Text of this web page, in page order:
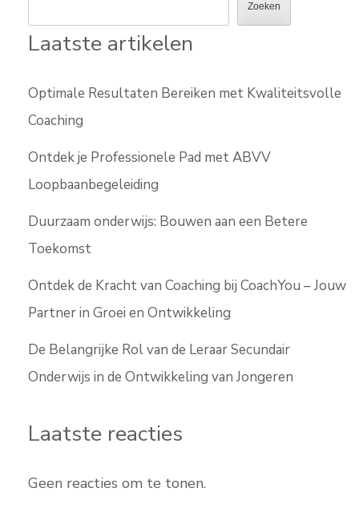
Zoeken
Laatste artikelen
Optimale Resultaten Bereiken met Kwaliteitsvolle
Coaching
Ontdek je Professionele Pad met ABVV
Loopbaanbegeleiding
Duurzaam onderwijs: Bouwen aan een Betere
Toekomst
Ontdek de Kracht van Coaching bij CoachYou – Jouw
Partner in Groei en Ontwikkeling
De Belangrijke Rol van de Leraar Secundair
Onderwijs in de Ontwikkeling van Jongeren
Laatste reacties
Geen reacties om te tonen.